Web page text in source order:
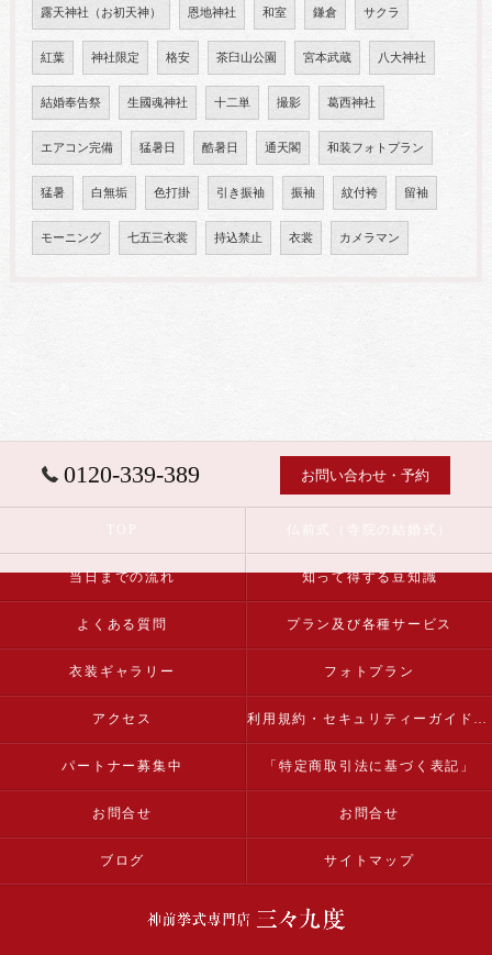
露天神社（お初天神） 恩地神社 和室 鎌倉 サクラ
紅葉 神社限定 格安 茶臼山公園 宮本武蔵 八大神社
結婚奉告祭 生國魂神社 十二単 撮影 葛西神社
エアコン完備 猛暑日 酷暑日 通天閣 和装フォトプラン
猛暑 白無垢 色打掛 引き振袖 振袖 紋付袴 留袖
モーニング 七五三衣裳 持込禁止 衣裳 カメラマン
0120-339-389 お問い合わせ・予約
当日までの流れ 知って得する豆知識
よくある質問 プラン及び各種サービス
衣装ギャラリー フォトプラン
アクセス 利用規約・セキュリティーガイドライン
パートナー募集中 「特定商取引法に基づく表記」
お問合せ お問合せ
ブログ サイトマップ